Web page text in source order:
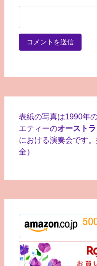
表紙の写真は1990年
エティーのオースト
における演奏会です
全）